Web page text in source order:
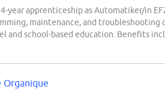
4-year apprenticeship as Automatiker/in
maintenance, and troubleshooting
and school-based education. Benefits
Organique